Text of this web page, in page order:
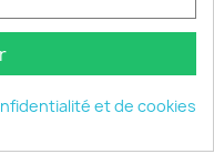

keyboard_arrow_down
et de cookies